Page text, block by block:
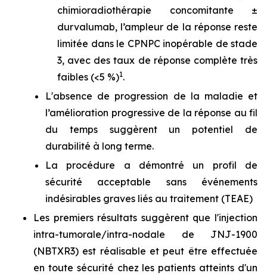
chimioradiothérapie concomitante ±
durvalumab, l’ampleur de la réponse reste
limitée dans le CPNPC inopérable de stade
3, avec des taux de réponse complète très
faibles (<5 %)1.
L'absence de progression de la maladie et
l’amélioration progressive de la réponse au fil
du temps suggèrent un potentiel de
durabilité à long terme.
La procédure a démontré un profil de
sécurité acceptable sans événements
indésirables graves liés au traitement (TEAE)
Les premiers résultats suggèrent que l'injection
intra-tumorale/intra-nodale de JNJ-1900
(NBTXR3) est réalisable et peut être effectuée
en toute sécurité chez les patients atteints d'un